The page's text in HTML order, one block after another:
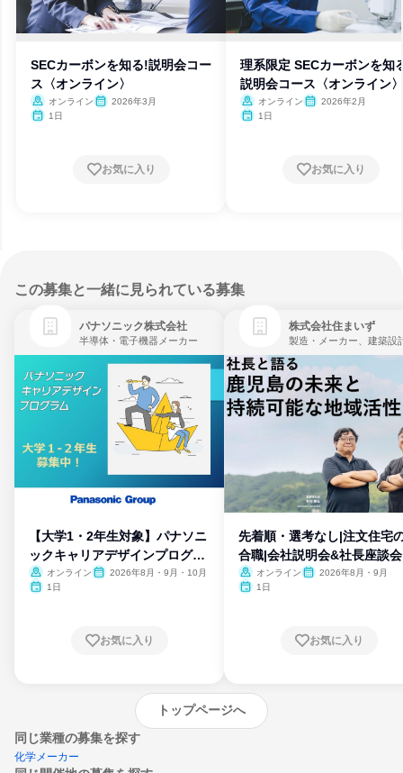
SECカーボンを知る!説明会コー
ス〈オンライン〉
オンライン
2026年3月
1日
お気に入り
理系限定 SECカーボンを知
説明会コース〈オンライン〉
オンライン
2026年2月
1日
お気に入り
この募集と一緒に見られている募集
パナソニック株式会社
半導体・電子機器メーカー
【大学1・2年生対象】パナソニ
ックキャリアデザインプログラ
ム
オンライン
2026年8月・9月・10月
1日
お気に入り
株式会社住まいず
製造・メーカー、建築設
先着順・選考なし|注文住宅
合職|会社説明会&社長座談会
オンライン
2026年8月・9月
1日
お気に入り
トップページへ
同じ業種の募集を探す
化学メーカー